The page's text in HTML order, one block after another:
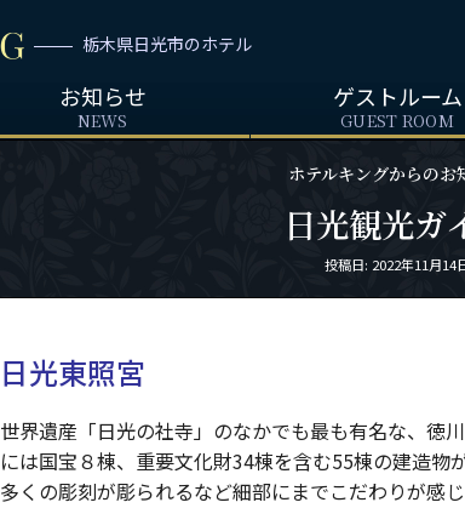
栃木県日光市のホテル
お知らせ
NEWS
ゲストルーム
GUEST ROOM
ホテルキングからのお
日光観光ガ
Posted
投稿日: 2022年11月14
日光東照宮
世界遺産「日光の社寺」のなかでも最も有名な、徳
には国宝８棟、重要文化財34棟を含む55棟の建造物
多くの彫刻が彫られるなど細部にまでこだわりが感じ